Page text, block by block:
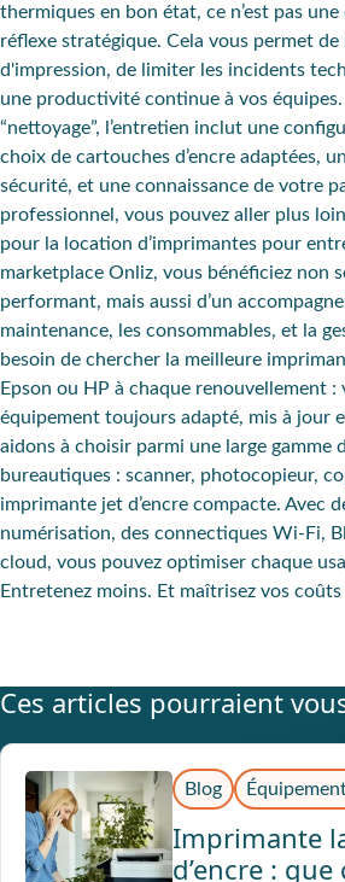
thermiques en bon état, ce n’est pas
réflexe stratégique. Cela vous permet
d'impression, de limiter les incidents
une productivité continue à vos équipes.
“nettoyage”, l’entretien inclut une
choix de cartouches d’encre adaptées,
sécurité, et une connaissance de votre
professionnel, vous pouvez aller plus
pour la location d’imprimantes pour
marketplace Onliz, vous bénéficiez non
performant, mais aussi d’un
maintenance, les consommables, et la
besoin de chercher la meilleure
Epson ou HP à chaque renouvellement :
équipement toujours adapté, mis à jour
aidons à choisir parmi une large gamme
bureautiques : scanner, photocopieur,
imprimante jet d’encre compacte. Avec
numérisation, des connectiques Wi-Fi,
cloud, vous pouvez optimiser chaque
Entretenez moins. Et maîtrisez vos coûts
Ces articles pourraient
Blog
Imprimante
d’encre : que